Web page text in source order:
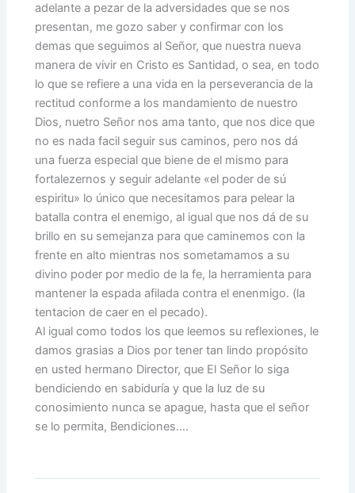
adelante a pezar de la adversidades que se nos
presentan, me gozo saber y confirmar con los
demas que seguimos al Señor, que nuestra nueva
manera de vivir en Cristo es Santidad, o sea, en todo
lo que se refiere a una vida en la perseverancia de la
rectitud conforme a los mandamiento de nuestro
Dios, nuetro Señor nos ama tanto, que nos dice que
no es nada facil seguir sus caminos, pero nos dá
una fuerza especial que biene de el mismo para
fortalezernos y seguir adelante «el poder de sú
espiritu» lo único que necesitamos para pelear la
batalla contra el enemigo, al igual que nos dá de su
brillo en su semejanza para que caminemos con la
frente en alto mientras nos sometamamos a su
divino poder por medio de la fe, la herramienta para
mantener la espada afilada contra el enenmigo. (la
tentacion de caer en el pecado).
Al igual como todos los que leemos su reflexiones, le
damos grasias a Dios por tener tan lindo propósito
en usted hermano Director, que El Señor lo siga
bendiciendo en sabiduría y que la luz de su
conosimiento nunca se apague, hasta que el señor
se lo permita, Bendiciones….